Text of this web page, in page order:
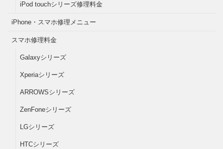
iPod touchシリーズ修理料金
iPhone・スマホ修理メニュー
スマホ修理料金
Galaxyシリーズ
Xperiaシリーズ
ARROWSシリーズ
ZenFoneシリーズ
LGシリーズ
HTCシリーズ